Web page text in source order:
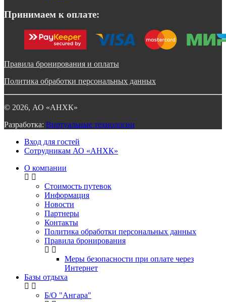
Принимаем к оплате:
Правила бронирования и оплаты
Политика обработки персональных данных
© 2026, АО «АНХК»
Разработка: Виртуальные технологии
Вход для гостей
Сотрудникам АО «АНХК»
О компании
Стоимость путевок
Информация
Новости
Партнеры
Контакты
Политика обработки персональных данных
Правила бронирования
Меры безопасности при оплате через
Интернет
Базы отдыха
Б/О "Ангара"